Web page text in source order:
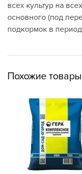
всех культур на
основного (под
подкормок в
Похожие товары